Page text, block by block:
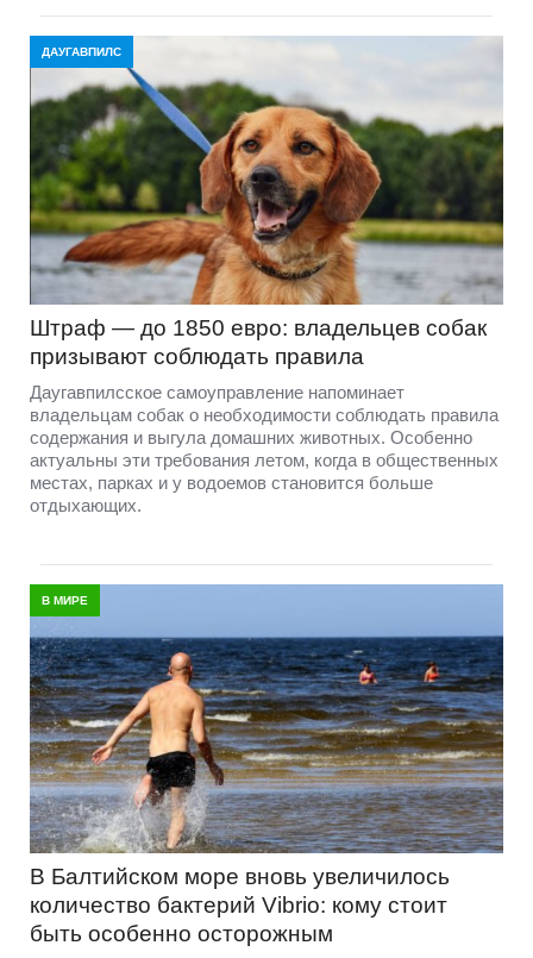
ДАУГАВПИЛС
Штраф — до 1850 евро: владельцев собак
призывают соблюдать правила
Даугавпилсское самоуправление напоминает
владельцам собак о необходимости соблюдать правила
содержания и выгула домашних животных. Особенно
актуальны эти требования летом, когда в общественных
местах, парках и у водоемов становится больше
отдыхающих.
В МИРЕ
В Балтийском море вновь увеличилось
количество бактерий Vibrio: кому стоит
быть особенно осторожным